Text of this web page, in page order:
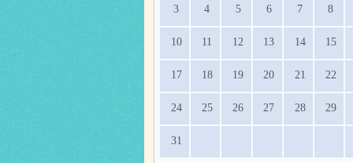
3 4 5 6 7 8
10 11 12 13 14 15
17 18 19 20 21 22
24 25 26 27 28 29
31